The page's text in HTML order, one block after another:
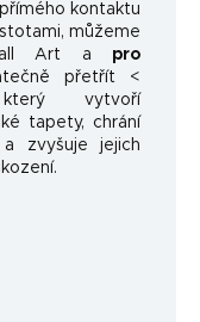
kontaktu
můžeme
Art a pro
přetřít <
který vytvoří
tapety, chrání
zvyšuje jejich